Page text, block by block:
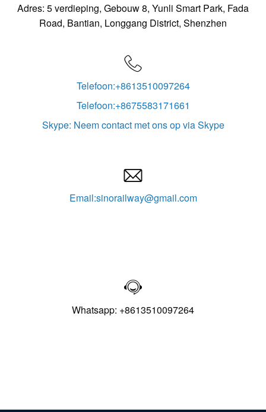
Adres: 5 verdieping, Gebouw 8, Yunli Smart Park, Fada
Road, Bantian, Longgang District, Shenzhen

Telefoon:+8613510097264
Telefoon:+8675583171661
Skype: Neem contact met ons op via Skype

Email:sinorailway@gmail.com

Whatsapp: +8613510097264